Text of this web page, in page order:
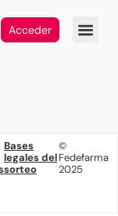
Acceder
Bases
legales del
sorteo
©
Fedefarma
2025